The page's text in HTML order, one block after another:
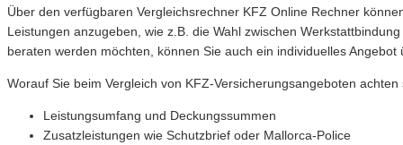
Über den verfügbaren Vergleichsrechner KFZ Online Rechner
Leistungen anzugeben, wie z.B. die Wahl zwischen
beraten werden möchten, können Sie auch ein individuelles
Worauf Sie beim Vergleich von KFZ-Versicherungsangeboten achten
Leistungsumfang und Deckungssummen
Zusatzleistungen wie Schutzbrief oder Mallorca-Police